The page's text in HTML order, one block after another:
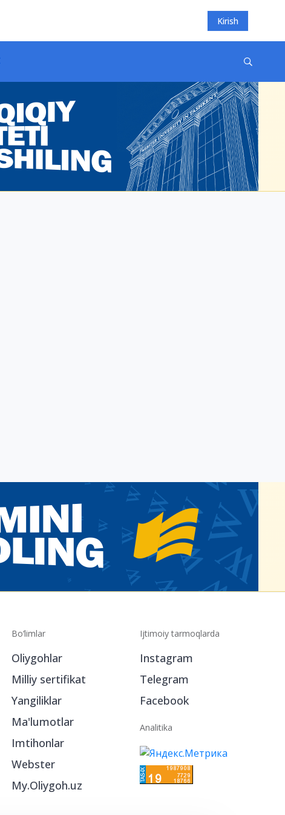
Kirish
Bo‘limlar
Oliygohlar
Milliy sertifikat
Yangiliklar
Ma'lumotlar
Imtihonlar
Webster
My.Oliygoh.uz
Ijtimoiy tarmoqlarda
Instagram
Telegram
Facebook
Analitika